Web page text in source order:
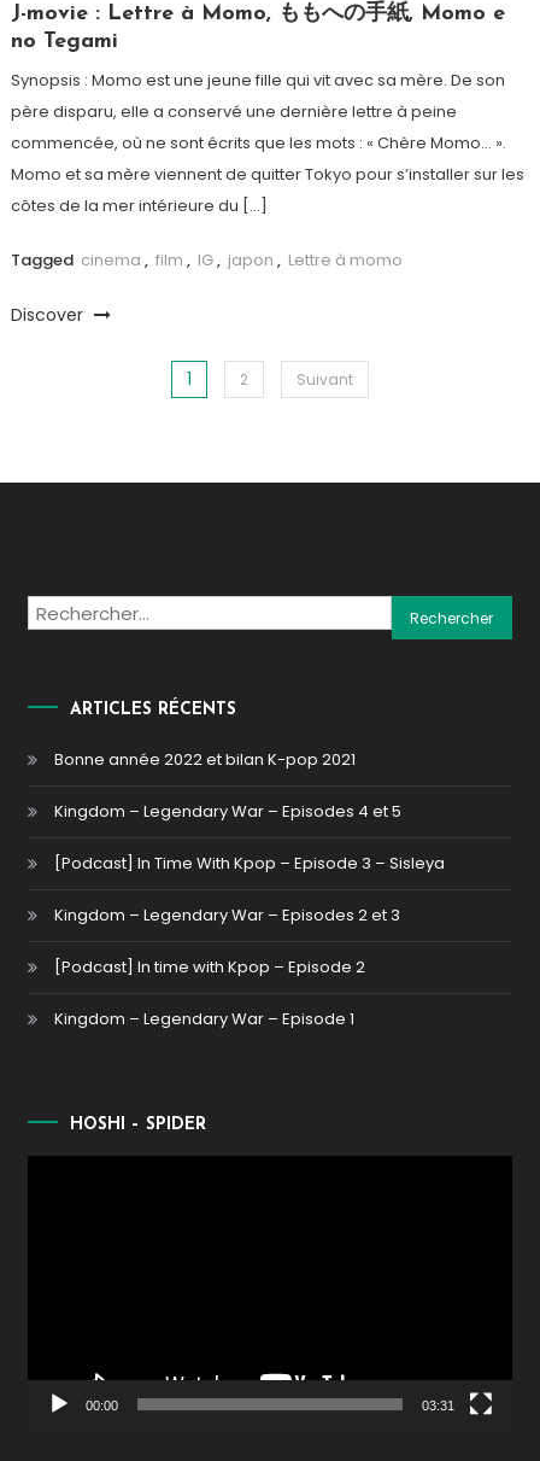
J-movie : Lettre à Momo, ももへの手紙, Momo e
no Tegami
Synopsis : Momo est une jeune fille qui vit avec sa mère. De son
père disparu, elle a conservé une dernière lettre à peine
commencée, où ne sont écrits que les mots : « Chère Momo… ».
Momo et sa mère viennent de quitter Tokyo pour s’installer sur les
côtes de la mer intérieure du […]
Tagged cinema , film , IG, japon , Lettre à momo
Discover
Navigation des articles
1 2 Suivant
Rechercher :
ARTICLES RÉCENTS
Bonne année 2022 et bilan K-pop 2021
Kingdom – Legendary War – Episodes 4 et 5
[Podcast] In Time With Kpop – Episode 3 – Sisleya
Kingdom – Legendary War – Episodes 2 et 3
[Podcast] In time with Kpop – Episode 2
Kingdom – Legendary War – Episode 1
HOSHI – SPIDER
00:00 03:31